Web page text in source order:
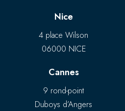
Nice
4 place Wilson
06000 NICE
Cannes
9 rond-point
Duboys d’Angers